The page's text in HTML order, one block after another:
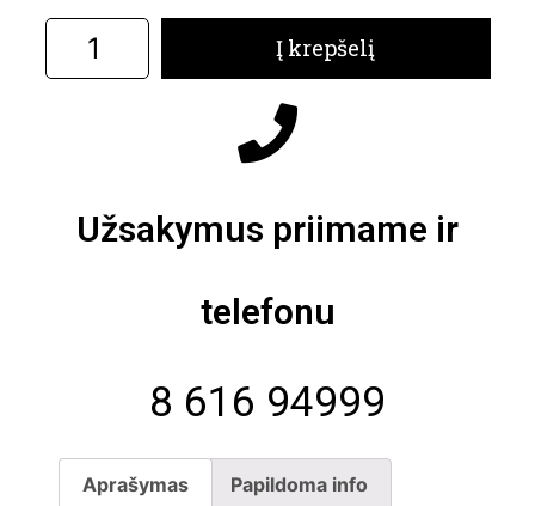
Į krepšelį
Užsakymus priimame ir
telefonu
8 616 94999
Aprašymas Papildoma info